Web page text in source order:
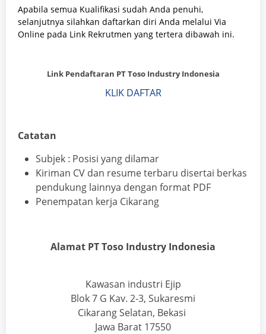
Apabila semua Kualifikasi sudah Anda penuhi,
selanjutnya silahkan daftarkan diri Anda melalui Via
Online pada Link Rekrutmen yang tertera dibawah ini.
Link Pendaftaran PT Toso Industry Indonesia
KLIK DAFTAR
Catatan
Subjek : Posisi yang dilamar
Kiriman CV dan resume terbaru disertai berkas
pendukung lainnya dengan format PDF
Penempatan kerja Cikarang
Alamat PT Toso Industry Indonesia
Kawasan industri Ejip
Blok 7 G Kav. 2-3, Sukaresmi
Cikarang Selatan, Bekasi
Jawa Barat 17550